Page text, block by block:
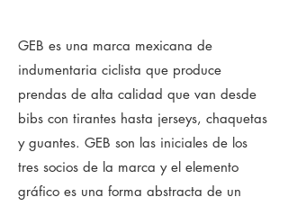
GEB es una marca mexicana de
indumentaria ciclista que produce
prendas de alta calidad que van desde
bibs con tirantes hasta jerseys, chaquetas
y guantes. GEB son las iniciales de los
tres socios de la marca y el elemento
gráfico es una forma abstracta de un